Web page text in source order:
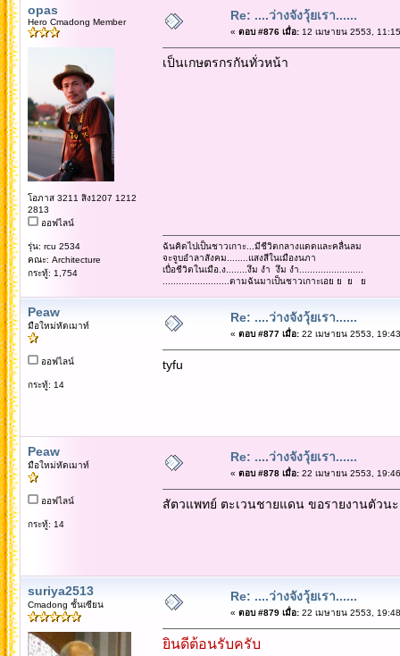
opas
Hero Cmadong Member
โอภาส 3211 สิง1207 1212
2813
ออฟไลน์
รุ่น: rcu 2534
คณะ: Architecture
กระทู้: 1,754
Re: ....ว่างจังวุ้ยเรา......
« ตอบ #876 เมื่อ:12 เมษายน 2553,
เป็นเกษตรกรกันทั่วหน้า
ฉันคิดไปเป็นชาวเกาะ...มีชีวิตกลางแดดและคลื่นลม
จะจูบอำลาสังคม........แสงสีในเมืองนภา
เบื่อชีวิตในเมือ.ง........งึม งำ งึม งำ........................
.........................ตามฉันมาเป็นชาวเกาะเอย ย ย ย
Peaw
มือใหม่หัดเมาท์
ออฟไลน์
กระทู้: 14
Re: ....ว่างจังวุ้ยเรา......
« ตอบ #877 เมื่อ:22 เมษายน 2553,
tyfu
Peaw
มือใหม่หัดเมาท์
ออฟไลน์
กระทู้: 14
Re: ....ว่างจังวุ้ยเรา......
« ตอบ #878 เมื่อ:22 เมษายน 2553,
สัตวแพทย์ ตะเวนชายแดน ขอรายงานตัวน
suriya2513
Cmadong ชั้นเซียน
Re: ....ว่างจังวุ้ยเรา......
« ตอบ #879 เมื่อ:22 เมษายน 2553,
ยินดีต้อนรับครับ